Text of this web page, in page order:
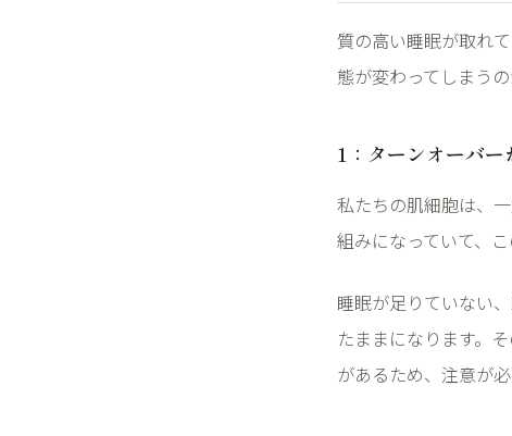
質の高い睡眠が取れて
態が変わってしまうの
1 ：ターンオーバー
私たちの肌細胞は、
組みになっていて、こ
睡眠が足りていない
たままになります。
があるため、注意が必